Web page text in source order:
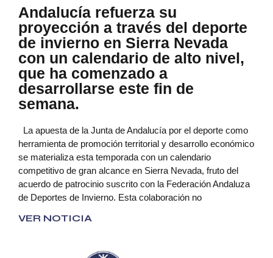
Andalucía refuerza su
proyección a través del deporte
de invierno en Sierra Nevada
con un calendario de alto nivel,
que ha comenzado a
desarrollarse este fin de
semana.
La apuesta de la Junta de Andalucía por el deporte como
herramienta de promoción territorial y desarrollo económico
se materializa esta temporada con un calendario
competitivo de gran alcance en Sierra Nevada, fruto del
acuerdo de patrocinio suscrito con la Federación Andaluza
de Deportes de Invierno. Esta colaboración no
VER NOTICIA